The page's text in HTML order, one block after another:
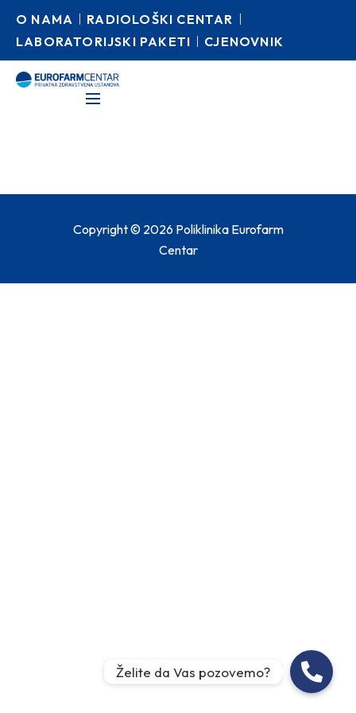
O NAMA
RADIOLOŠKI CENTAR
LABORATORIJSKI PAKETI
CJENOVNIK
Copyright © 2026 Poliklinika Eurofarm
Centar
Želite da Vas pozovemo?